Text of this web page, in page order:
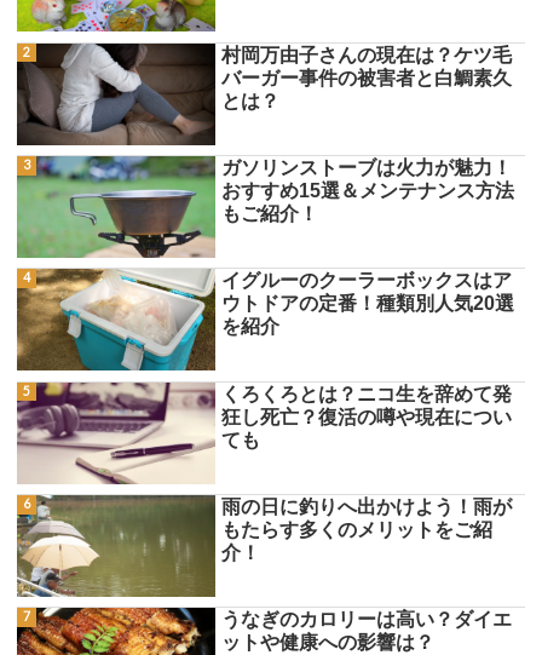
村岡万由子さんの現在は？ケツ毛
バーガー事件の被害者と白鯛素久
とは？
ガソリンストーブは火力が魅力！
おすすめ15選＆メンテナンス方法
もご紹介！
イグルーのクーラーボックスはア
ウトドアの定番！種類別人気20選
を紹介
くろくろとは？ニコ生を辞めて発
狂し死亡？復活の噂や現在につい
ても
雨の日に釣りへ出かけよう！雨が
もたらす多くのメリットをご紹
介！
うなぎのカロリーは高い？ダイエ
ットや健康への影響は？